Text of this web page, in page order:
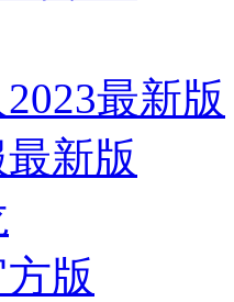
最新版
新版
版